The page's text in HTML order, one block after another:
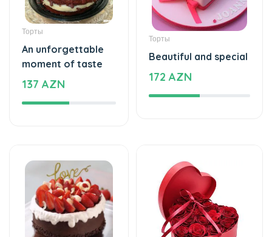
Торты
An unforgettable
moment of taste
137 AZN
Торты
Beautiful and special
172 AZN